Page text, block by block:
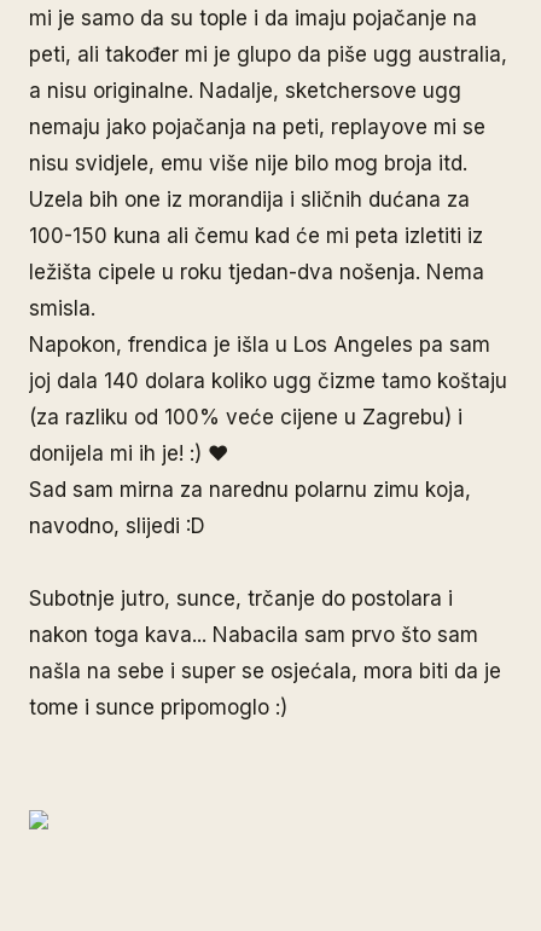
mi je samo da su tople i da imaju pojačanje na
peti, ali također mi je glupo da piše ugg australia,
a nisu originalne. Nadalje, sketchersove ugg
nemaju jako pojačanja na peti, replayove mi se
nisu svidjele, emu više nije bilo mog broja itd.
Uzela bih one iz morandija i sličnih dućana za
100-150 kuna ali čemu kad će mi peta izletiti iz
ležišta cipele u roku tjedan-dva nošenja. Nema
smisla.
Napokon, frendica je išla u Los Angeles pa sam
joj dala 140 dolara koliko ugg čizme tamo koštaju
(za razliku od 100% veće cijene u Zagrebu) i
donijela mi ih je! :) ♥
Sad sam mirna za narednu polarnu zimu koja,
navodno, slijedi :D
Subotnje jutro, sunce, trčanje do postolara i
nakon toga kava... Nabacila sam prvo što sam
našla na sebe i super se osjećala, mora biti da je
tome i sunce pripomoglo :)